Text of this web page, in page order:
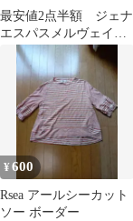
最安値2点半額 ジェナ
エスパスメルヴェイ
ユ タンクレイヤード
ロングT 白 完売品
¥600
Rsea アールシーカット
ソー ボーダー